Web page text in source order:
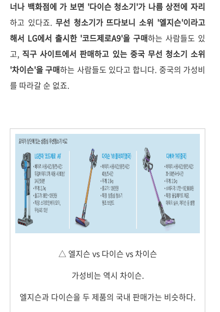
너나 백화점에 가 보면 '다이슨 청소기'가 나름 상전에 자리
하고 있다죠. 무선 청소기가 뜨다보니 소위 '엘지슨'이라고
해서 LG에서 출시한 '코드제로A9'을 구매하는 사람들도 있
고, 직구 사이트에서 판매하고 있는 중국 무선 청소기 소위
'차이슨'을 구매하는 사람들도 있다고 합니다. 중국의 가성비
를 따라갈 순 없죠.
△ 엘지슨 vs 다이슨 vs 차이슨
가성비는 역시 차이슨.
엘지슨과 다이슨을 두 제품의 국내 판매가는 비슷하다.